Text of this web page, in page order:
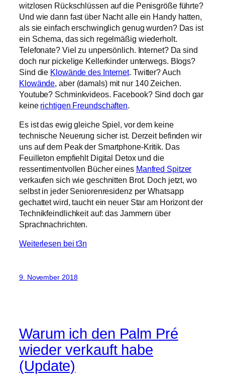
witzlosen Rückschlüssen auf die Penisgröße führte?
Und wie dann fast über Nacht alle ein Handy hatten,
als sie einfach erschwinglich genug wurden? Das ist
ein Schema, das sich regelmäßig wiederholt.
Telefonate? Viel zu unpersönlich. Internet? Da sind
doch nur pickelige Kellerkinder unterwegs. Blogs?
Sind die Klowände des Internet. Twitter? Auch
Klowände, aber (damals) mit nur 140 Zeichen.
Youtube? Schminkvideos. Facebook? Sind doch gar
keine richtigen Freundschaften.
Es ist das ewig gleiche Spiel, vor dem keine
technische Neuerung sicher ist. Derzeit befinden wir
uns auf dem Peak der Smartphone-Kritik. Das
Feuilleton empfiehlt Digital Detox und die
ressentimentvollen Bücher eines Manfred Spitzer
verkaufen sich wie geschnitten Brot. Doch jetzt, wo
selbst in jeder Seniorenresidenz per Whatsapp
gechattet wird, taucht ein neuer Star am Horizont der
Technikfeindlichkeit auf: das Jammern über
Sprachnachrichten.
Weiterlesen bei t3n
9. November 2018
Warum ich den Palm Pré
wieder verkauft habe
(Update)